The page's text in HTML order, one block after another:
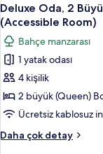
Room)
için
tüm
fotoğrafları
görün
Yatak
ve
Çekyat,
engellilere
uygun
duş
(Accessible
Room)
daha
fazla
detay
Oda,
2
Büyük
(Queen)
Boy
Yatak,
Bahçe
Manzaralı
(Accessible
3
Deluxe Oda, 2
(Accessible Room)
Bahçe manzarası
1 yatak odası
4 kişilik
2 büyük (Queen)
Ücretsiz kablosuz
Daha çok detay
Deluxe